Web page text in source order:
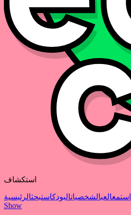
استكشاف
استمعالعبالشخصياتالبودكاستبحثالرئيسية
Show